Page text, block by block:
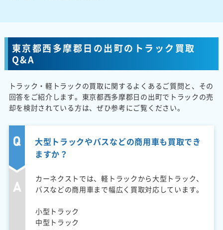
東京都西多摩郡日の出町のトラック買取
Q&A
トラック・軽トラックの買取に関するよくあるご質問と、その
回答をご紹介します。東京都西多摩郡日の出町でトラックの売
却を検討されている方は、ぜひ参考にご覧ください。
大型トラックやバスなどの商用車も買取でき
ますか？
カーネクストでは、軽トラックから大型トラック、
バスなどの商用車まで幅広く買取対応しています。
小型トラック
中型トラック